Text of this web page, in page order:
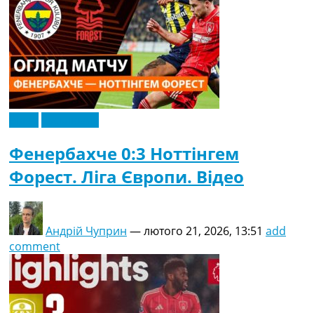
Фенербахче 0:3 Ноттінгем
Форест. Ліга Європи. Відео
Андрій Чуприн —лютого 21, 2026, 13:51 add
comment